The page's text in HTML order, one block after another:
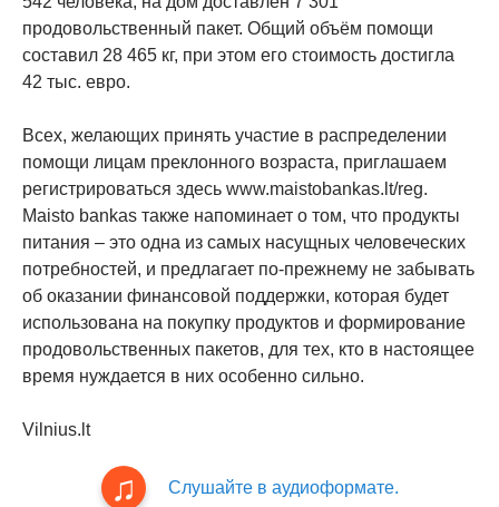
продовольственный пакет. Общий объём помощи
составил 28 465 кг, при этом его стоимость достигла
42 тыс. евро.
Всех, желающих принять участие в распределении
помощи лицам преклонного возраста, приглашаем
регистрироваться здесь www.maistobankas.lt/reg.
Maisto bankas также напоминает о том, что продукты
питания – это одна из самых насущных человеческих
потребностей, и предлагает по-прежнему не забывать
об оказании финансовой поддержки, которая будет
использована на покупку продуктов и формирование
продовольственных пакетов, для тех, кто в настоящее
время нуждается в них особенно сильно.
Vilnius.lt
Слушайте в аудиоформате.